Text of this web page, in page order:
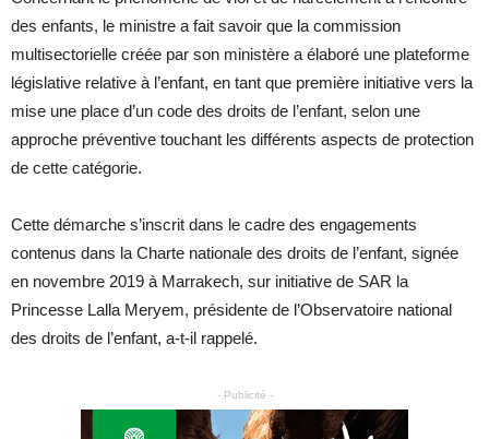
des enfants, le ministre a fait savoir que la commission
multisectorielle créée par son ministère a élaboré une plateforme
législative relative à l’enfant, en tant que première initiative vers la
mise une place d’un code des droits de l’enfant, selon une
approche préventive touchant les différents aspects de protection
de cette catégorie.
Cette démarche s’inscrit dans le cadre des engagements
contenus dans la Charte nationale des droits de l’enfant, signée
en novembre 2019 à Marrakech, sur initiative de SAR la
Princesse Lalla Meryem, présidente de l’Observatoire national
des droits de l’enfant, a-t-il rappelé.
- Publicité -